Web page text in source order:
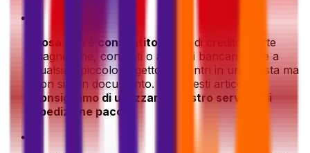
Cosa non è consentito : carte di credito, carte
magnetiche, contanti o assegni bancari, oltre a
qualsiasi piccolo oggetto che entri in una busta ma
non sia un documento. Per questi articoli,
consigliamo di utilizzare il nostro servizio di
spedizione pacchi